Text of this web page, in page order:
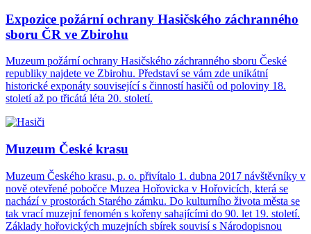
Expozice požární ochrany Hasičského záchranného
sboru ČR ve Zbirohu
Muzeum požární ochrany Hasičského záchranného sboru České
republiky najdete ve Zbirohu. Představí se vám zde unikátní
historické exponáty související s činností hasičů od poloviny 18.
století až po třicátá léta 20. století.
Muzeum České krasu
Muzeum Českého krasu, p. o. přivítalo 1. dubna 2017 návštěvníky v
nově otevřené pobočce Muzea Hořovicka v Hořovicích, která se
nachází v prostorách Starého zámku. Do kulturního života města se
tak vrací muzejní fenomén s kořeny sahajícími do 90. let 19. století.
Základy hořovických muzejních sbírek souvisí s Národopisnou